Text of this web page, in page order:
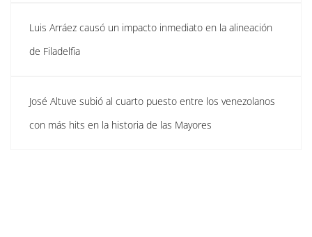
Luis Arráez causó un impacto inmediato en la alineación
de Filadelfia
José Altuve subió al cuarto puesto entre los venezolanos
con más hits en la historia de las Mayores